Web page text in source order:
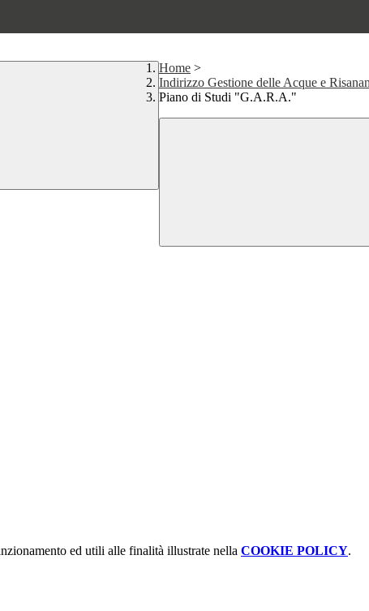
Home >
Indirizzo Gestione delle Acque e
Piano di Studi "G.A.R.A."
ed utili alle finalità illustrate nella COOKIE POLICY.